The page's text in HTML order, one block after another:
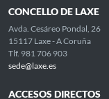
CONCELLO DE LAXE
Avda. Cesáreo Pondal, 26
15117 Laxe - A Coruña
Tlf. 981 706 903
sede@laxe.es
ACCESOS DIRECTOS